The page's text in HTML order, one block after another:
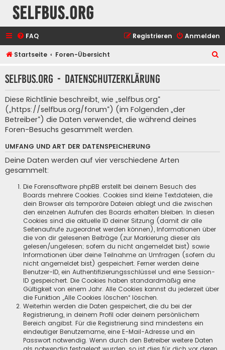
selfbus.org
FAQ Anmelden
Registrieren
Startseite Foren-Übersicht
h
selfbus.org - Datenschutzerklärung
Diese Richtlinie beschreibt, wie „selfbus.org“
(„https://selfbus.org/forum“) (im Folgenden „der
Betreiber“) die Daten verwendet, die während deines
Foren-Besuchs gesammelt werden.
UMFANG UND ART DER DATENSPEICHERUNG
Deine Daten werden auf vier verschiedene Arten
gesammelt:
Die Forensoftware phpBB erstellt bei deinem Besuch des
Boards mehrere Cookies. Cookies sind kleine Textdateien, die
dein Browser als temporäre Dateien ablegt und die zwischen
den einzelnen Aufrufen des Boards erhalten bleiben. In diesen
Cookies sind die aktuelle ID deiner Sitzung (damit dir alle
Seitenaufrufe zugeordnet werden können), Informationen über
die von dir gelesenen Beiträge (zur Markierung dieser als
gelesen/ungelesen; sofern du nicht angemeldet bist) sowie
Informationen über deine Teilnahme an Umfragen (sofern du
nicht angemeldet bist) gespeichert. Ferner werden deine
Benutzer-ID, ein Authentifizierungsschlüssel und eine Session-
ID gespeichert. Die Cookies haben standardmäßig eine
Gültigkeit von einem Jahr. Alle Cookies kannst du jederzeit über
die Funktion „Alle Cookies löschen“ löschen.
Weiterhin werden die Daten gespeichert, die du bei der
Registrierung, in deinem Profil oder deinem persönlichem
Bereich angibst. Für die Registrierung sind mindestens ein
eindeutiger Benutzername, eine E-Mail-Adresse und ein
Passwort notwendig. Wenn durch den Betreiber weitere Daten